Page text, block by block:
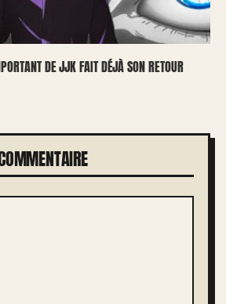
DE JJK FAIT DÉJÀ SON RETOUR